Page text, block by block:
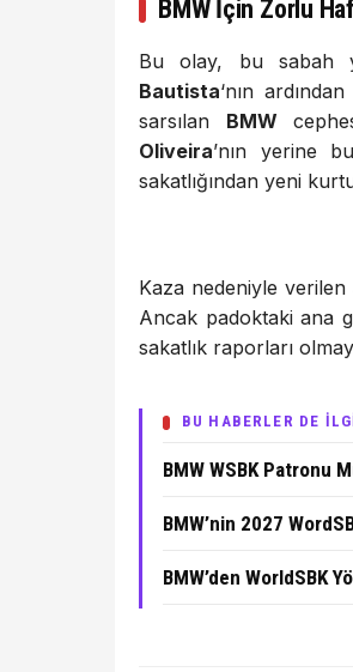
BMW İçin Zorlu
Bu olay, bu sabah
Bautista‘nın
sarsılan BMW
Oliveira’nın yerine
sakatlığından yeni
Kaza nedeniyle verilen
Ancak padoktaki ana
sakatlık raporları
BU HABERLER DE
BMW WSBK Patronu
BMW’nin 2027
BMW’den WorldSBK